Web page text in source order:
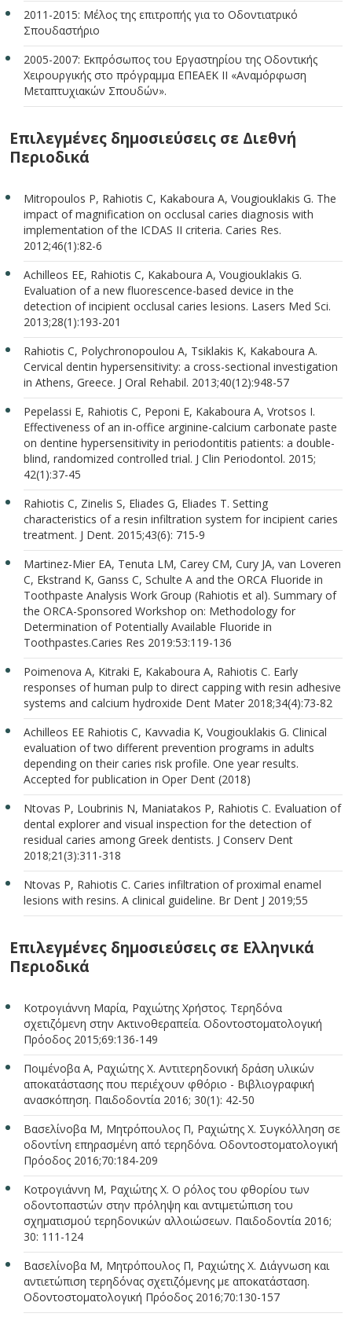
2011-2015: Μέλος της επιτροπής για το Οδοντιατρικό
Σπουδαστήριο
2005-2007: Εκπρόσωπος του Εργαστηρίου της Οδοντικής
Χειρουργικής στο πρόγραμμα ΕΠΕΑΕΚ ΙΙ «Αναμόρφωση
Μεταπτυχιακών Σπουδών».
Επιλεγμένες δημοσιεύσεις σε Διεθνή
Περιοδικά
Mitropoulos P, Rahiotis C, Kakaboura A, Vougiouklakis G. The
impact of magnification on occlusal caries diagnosis with
implementation of the ICDAS II criteria. Caries Res.
2012;46(1):82-6
Achilleos EE, Rahiotis C, Kakaboura A, Vougiouklakis G.
Evaluation of a new fluorescence-based device in the
detection of incipient occlusal caries lesions. Lasers Med Sci.
2013;28(1):193-201
Rahiotis C, Polychronopoulou A, Tsiklakis K, Kakaboura A.
Cervical dentin hypersensitivity: a cross-sectional investigation
in Athens, Greece. J Oral Rehabil. 2013;40(12):948-57
Pepelassi E, Rahiotis C, Peponi E, Kakaboura A, Vrotsos I.
Effectiveness of an in-office arginine-calcium carbonate paste
on dentine hypersensitivity in periodontitis patients: a double-
blind, randomized controlled trial. J Clin Periodontol. 2015;
42(1):37-45
Rahiotis C, Zinelis S, Eliades G, Eliades T. Setting
characteristics of a resin infiltration system for incipient caries
treatment. J Dent. 2015;43(6): 715-9
Martinez-Mier EA, Tenuta LM, Carey CM, Cury JA, van Loveren
C, Ekstrand K, Ganss C, Schulte A and the ORCA Fluoride in
Toothpaste Analysis Work Group (Rahiotis et al). Summary of
the ORCA-Sponsored Workshop on: Methodology for
Determination of Potentially Available Fluoride in
Toothpastes.Caries Res 2019:53:119-136
Poimenova A, Kitraki E, Kakaboura A, Rahiotis C. Early
responses of human pulp to direct capping with resin adhesive
systems and calcium hydroxide Dent Mater 2018;34(4):73-82
Achilleos EE Rahiotis C, Kavvadia K, Vougiouklakis G. Clinical
evaluation of two different prevention programs in adults
depending on their caries risk profile. One year results.
Accepted for publication in Oper Dent (2018)
Ntovas P, Loubrinis N, Maniatakos P, Rahiotis C. Evaluation of
dental explorer and visual inspection for the detection of
residual caries among Greek dentists. J Conserv Dent
2018;21(3):311-318
Ntovas P, Rahiotis C. Caries infiltration of proximal enamel
lesions with resins. A clinical guideline. Br Dent J 2019;55
Επιλεγμένες δημοσιεύσεις σε Ελληνικά
Περιοδικά
Κοτρογιάννη Μαρία, Ραχιώτης Χρήστος. Τερηδόνα
σχετιζόμενη στην Ακτινοθεραπεία. Οδοντοστοματολογική
Πρόοδος 2015;69:136-149
Ποιμένοβα Α, Ραχιώτης Χ. Αντιτερηδονική δράση υλικών
αποκατάστασης που περιέχουν φθόριο - Βιβλιογραφική
ανασκόπηση. Παιδοδοντία 2016; 30(1): 42-50
Βασελίνοβα Μ, Μητρόπουλος Π, Ραχιώτης Χ. Συγκόλληση σε
οδοντίνη επηρασμένη από τερηδόνα. Οδοντοστοματολογική
Πρόοδος 2016;70:184-209
Κοτρογιάννη M, Ραχιώτης Χ. Ο ρόλος του φθορίου των
οδοντοπαστών στην πρόληψη και αντιμετώπιση του
σχηματισμού τερηδονικών αλλοιώσεων. Παιδοδοντία 2016;
30: 111-124
Βασελίνοβα Μ, Μητρόπουλος Π, Ραχιώτης Χ. Διάγνωση και
αντιετώπιση τερηδόνας σχετιζόμενης με αποκατάσταση.
Οδοντοστοματολογική Πρόοδος 2016;70:130-157